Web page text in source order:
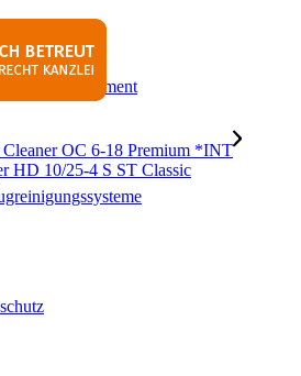
Power Equipment
OC 6-18 Premium *INT
HD 10/25-4 S ST Classic